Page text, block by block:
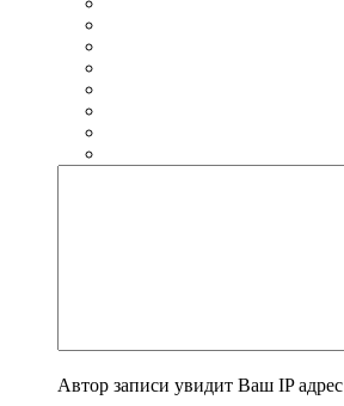
Автор записи увидит Ваш IP адрес